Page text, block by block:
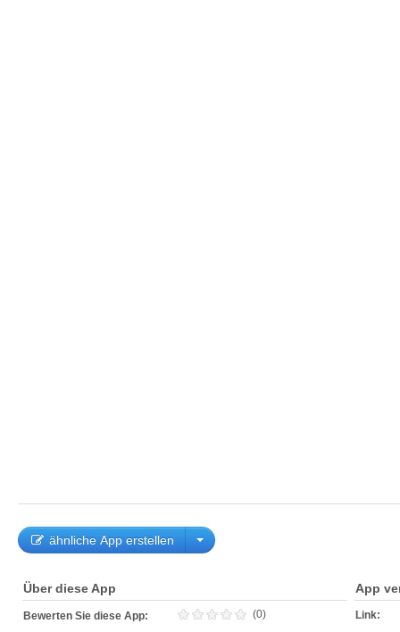
ähnliche App erstellen
Über diese App
Bewerten Sie diese App: (0)
App
Link: